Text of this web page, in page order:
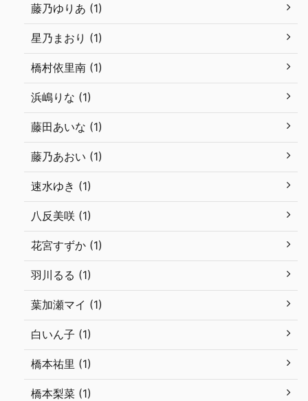
藤乃ゆりあ (1)
星乃まおり (1)
橋村依里南 (1)
浜嶋りな (1)
藤田あいな (1)
藤乃あおい (1)
速水ゆき (1)
八反美咲 (1)
花宮すずか (1)
羽川るる (1)
葉加瀬マイ (1)
白いん子 (1)
橋本祐里 (1)
橋本梨菜 (1)